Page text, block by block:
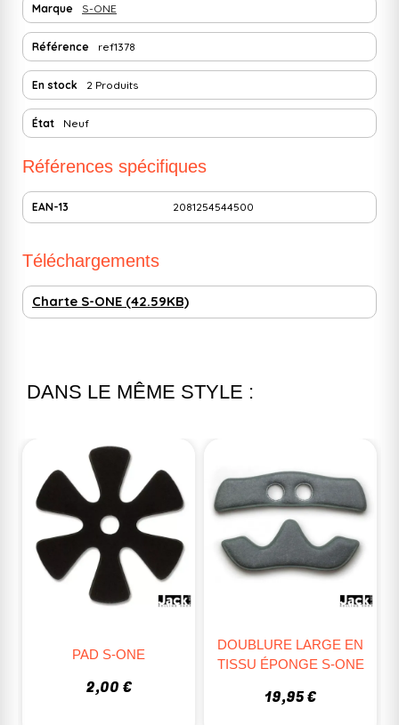
Marque S-ONE
Référence ref1378
En stock 2 Produits
État Neuf
Références spécifiques
EAN-13 2081254544500
Téléchargements
Charte S-ONE (42.59KB)
DANS LE MÊME STYLE :
PAD S-ONE
2,00 €
DOUBLURE LARGE EN
TISSU ÉPONGE S-ONE
19,95 €